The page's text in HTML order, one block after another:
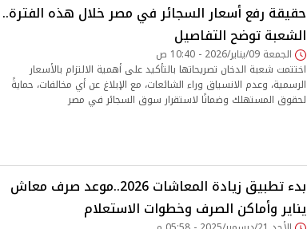
حقيقة رفع أسعار السجائر في مصر خلال هذه الفترة..
الشعبة توضح التفاصيل
الجمعة 09/يناير/2026 - 10:40 ص
اختتمت شعبة الدخان تصريحاتها بالتأكيد على أهمية الالتزام بالأسعار
الرسمية، وعدم الانسياق وراء الشائعات، مع الإبلاغ عن أي مخالفات، حمايةً
لحقوق المستهلك وضمانًا لاستقرار سوق السجائر في مصر
بدء تطبيق زيادة المعاشات 2026..موعد صرف معاش
يناير وأماكن الصرف وخطوات الاستعلام